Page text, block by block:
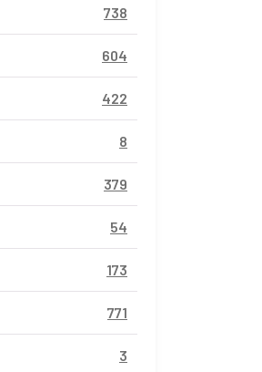
738
604
422
8
379
54
173
771
3